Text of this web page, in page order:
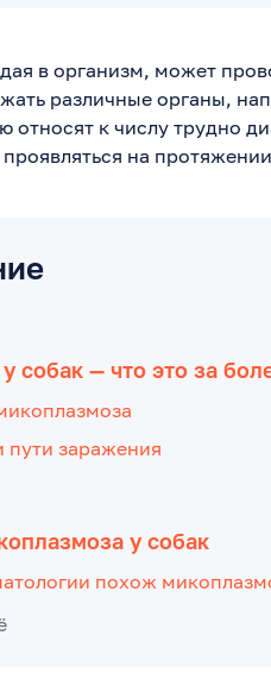
в организм, может
различные органы,
относят к числу трудно
на
собак — что это за
пути заражения
у собак
похож